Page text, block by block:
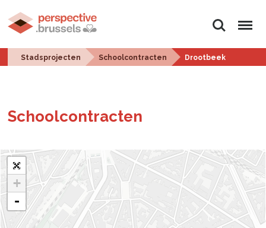
Zoeken Menu
Stadsprojecten Schoolcontracten Drootbeek
School­con­trac­ten
+
-